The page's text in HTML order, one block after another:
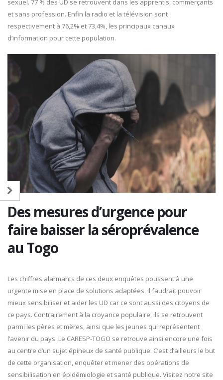
sexuel. 77 % des UD se retrouvent dans les apprentis, commerçants
et sans profession. Enfin la radio et la télévision sont
respectivement à 76,2% et 73,4%, les principaux canaux
d’information pour cette population.
Des mesures d’urgence pour
faire baisser la séroprévalence
au Togo
Les chiffres alarmants de ces deux enquêtes poussent à une
urgente mise en place de solutions adaptées. Il faudrait pouvoir
mieux sensibiliser et aider les UD car ce sont aussi des citoyens de
ce pays. Contrairement à la croyance populaire, ils se retrouvent
parmi les pères et mères, ainsi que les jeunes qui représentent
l’avenir du pays. Le CARESP-TOGO se retrouve ainsi encore une fois
au centre d’un sujet épineux de santé publique. C’est d’ailleurs le but
de cette organisation, enquêter et mener des opérations de
sensibilisation en épidémiologie et santé publique. Visitez notre site